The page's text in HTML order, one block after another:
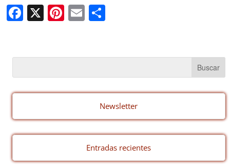
F
a
e
b
o
k
X Pi
nt
e
st
E
m
C
p
ar
tir
Newsletter
Entradas recientes